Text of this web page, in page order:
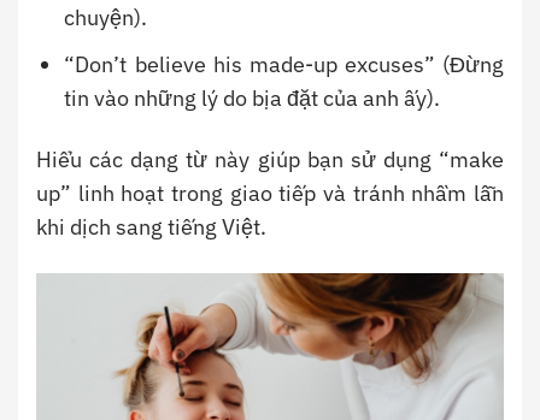
chuyện).
“Don’t believe his made-up excuses” (Đừng
tin vào những lý do bịa đặt của anh ấy).
Hiểu các dạng từ này giúp bạn sử dụng “make
up” linh hoạt trong giao tiếp và tránh nhầm lẫn
khi dịch sang tiếng Việt.